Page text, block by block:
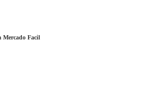
Mercado Facil